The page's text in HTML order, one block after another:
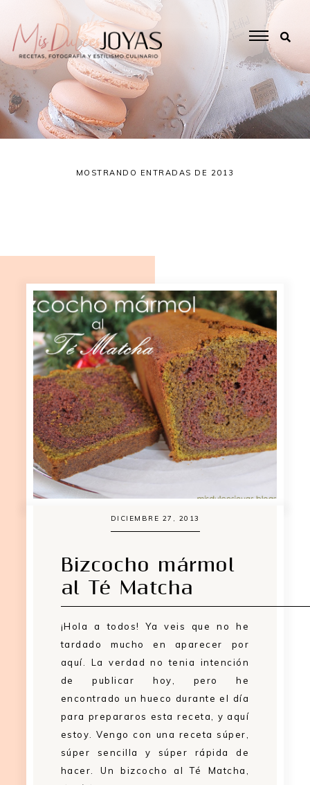
MOSTRANDO ENTRADAS DE 2013
DICIEMBRE 27, 2013
Bizcocho mármol
al Té Matcha
¡Hola a todos! Ya veis que no he
tardado mucho en aparecer por
aquí. La verdad no tenia intención
de publicar hoy, pero he
encontrado un hueco durante el día
para prepararos esta receta, y aquí
estoy. Vengo con una receta súper,
súper sencilla y súper rápida de
hacer. Un bizcocho al Té Matcha,